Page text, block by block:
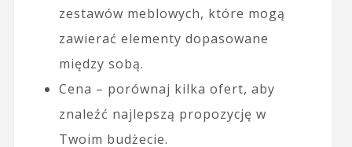
zestawów meblowych, które mogą
zawierać elementy dopasowane
między sobą.
Cena – porównaj kilka ofert, aby
znaleźć najlepszą propozycję w
Twoim budżecie.